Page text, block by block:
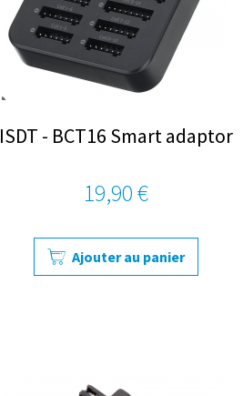
ISDT - BCT16 Smart adaptor
19,90 €
Ajouter au panier